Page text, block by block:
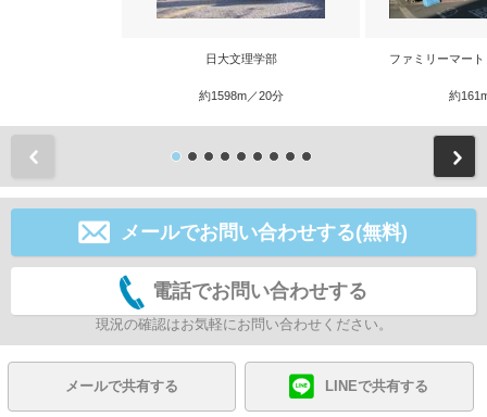
日大文理学部
約1598m／20分
ファミリーマー
約
メールでお問い合わせする(無料)
電話でお問い合わせする
現況の確認はお気軽にお問い合わせください。
メールで共有する LINEで共有する